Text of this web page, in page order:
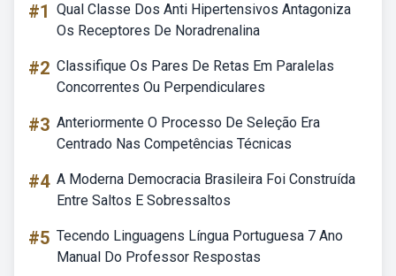
#1 Qual Classe Dos Anti Hipertensivos Antagoniza
Os Receptores De Noradrenalina
#2 Classifique Os Pares De Retas Em Paralelas
Concorrentes Ou Perpendiculares
#3 Anteriormente O Processo De Seleção Era
Centrado Nas Competências Técnicas
#4 A Moderna Democracia Brasileira Foi Construída
Entre Saltos E Sobressaltos
#5 Tecendo Linguagens Língua Portuguesa 7 Ano
Manual Do Professor Respostas